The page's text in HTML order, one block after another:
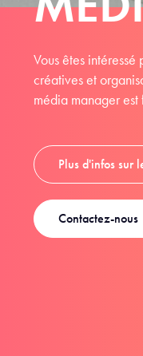
Vous êtes
créatives et
média manager est
Plus d'infos sur
Contactez-nous